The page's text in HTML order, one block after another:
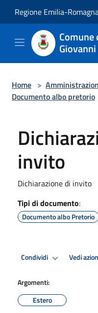
Regione Emilia-
Comune
Giovanni
Home >
Documento albo pretorio
invito
Dichiarazione di invito
Tipi di documento:
Documento albo Pretorio
Condividi Vedi
Argomenti:
Estero